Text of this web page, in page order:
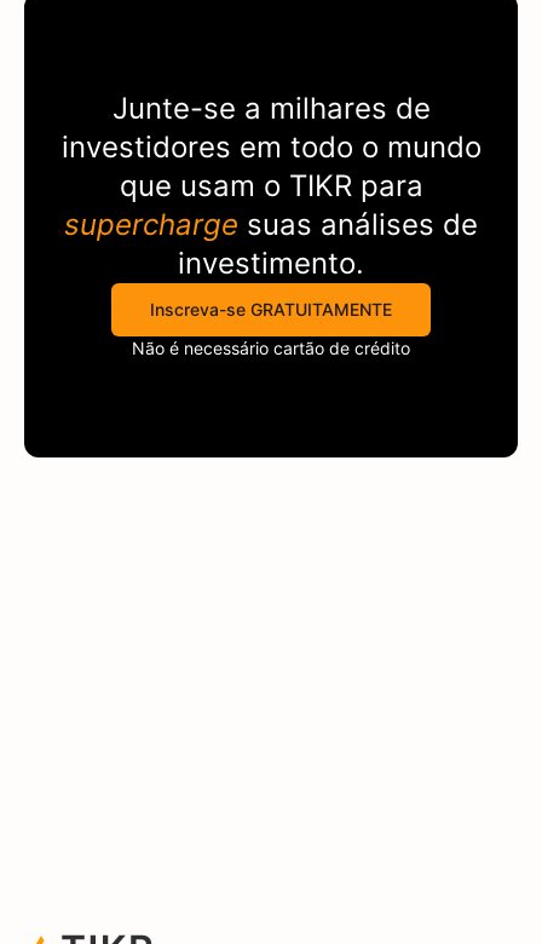
Junte-se a milhares de
investidores em todo o mundo
que usam o TIKRpara
supercharge suas análises de
investimento.
Inscreva-se GRATUITAMENTE
Não é necessário cartão de crédito